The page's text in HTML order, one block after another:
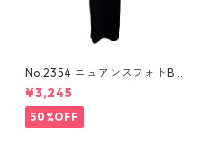
No.2354 ニュアンスフォトBO
Xtee
¥3,245
50%OFF